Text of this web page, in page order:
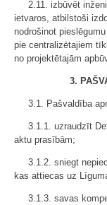
2.11. izbūvēt
ietvaros, atbilstoši
nodrošinot
pie centralizētajiem
no projektētajām
3.
3.1. Pašvaldība
3.1.1. uzraudzīt
aktu prasībām;
3.1.2. sniegt
kas attiecas uz
3.1.3. savas